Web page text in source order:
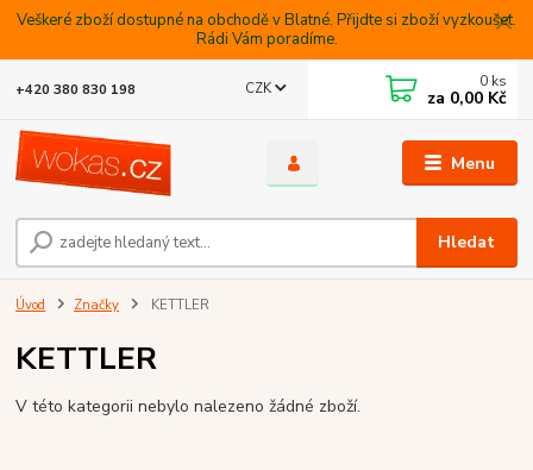
Veškeré zboží dostupné na obchodě v Blatné. Přijdte si zboží vyzkoušet.
Rádi Vám poradíme.
Menu
CZK
Hledat
+420 380 830 198 0 ks
za 0,00 Kč
Úvod Značky KETTLER
KETTLER
V této kategorii nebylo nalezeno žádné zboží.